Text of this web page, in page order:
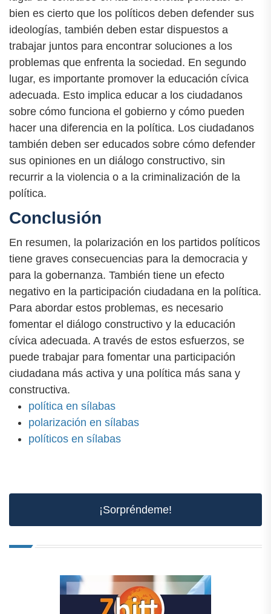
bien es cierto que los políticos deben defender sus
ideologías, también deben estar dispuestos a
trabajar juntos para encontrar soluciones a los
problemas que enfrenta la sociedad. En segundo
lugar, es importante promover la educación cívica
adecuada. Esto implica educar a los ciudadanos
sobre cómo funciona el gobierno y cómo pueden
hacer una diferencia en la política. Los ciudadanos
también deben ser educados sobre cómo defender
sus opiniones en un diálogo constructivo, sin
recurrir a la violencia o a la criminalización de la
política.
Conclusión
En resumen, la polarización en los partidos políticos
tiene graves consecuencias para la democracia y
para la gobernanza. También tiene un efecto
negativo en la participación ciudadana en la política.
Para abordar estos problemas, es necesario
fomentar el diálogo constructivo y la educación
cívica adecuada. A través de estos esfuerzos, se
puede trabajar para fomentar una participación
ciudadana más activa y una política más sana y
constructiva.
política en sílabas
polarización en sílabas
políticos en sílabas
¡Sorpréndeme!